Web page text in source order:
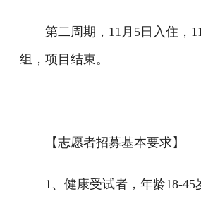
第二周期，11月5日入住，
组，项目结束。
【志愿者招募基本要求】
1、健康受试者，年龄18-45